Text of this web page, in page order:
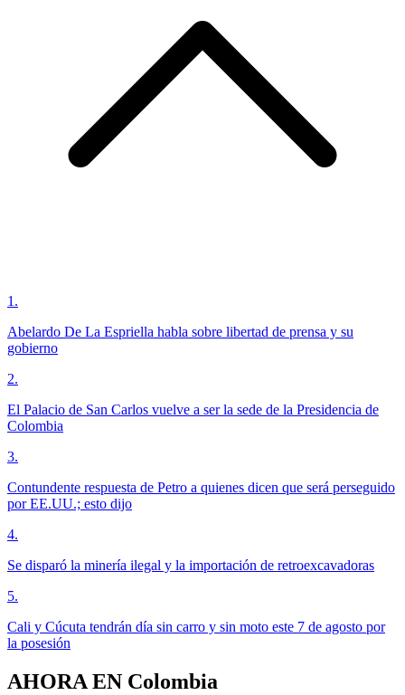
1 .
Abelardo De La Espriella habla sobre libertad de prensa y su
gobierno
2.
El Palacio de San Carlos vuelve a ser la sede de la Presidencia de
Colombia
3.
Contundente respuesta de Petro a quienes dicen que será perseguido
por EE.UU.; esto dijo
4.
Se disparó la minería ilegal y la importación de retroexcavadoras
5.
Cali y Cúcuta tendrán día sin carro y sin moto este 7 de agosto por
la posesión
AHORA EN Colombia